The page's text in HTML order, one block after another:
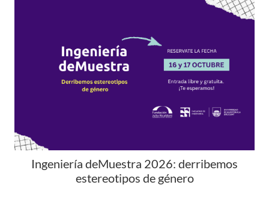
Ingeniería deMuestra 2026: derribemos
estereotipos de género